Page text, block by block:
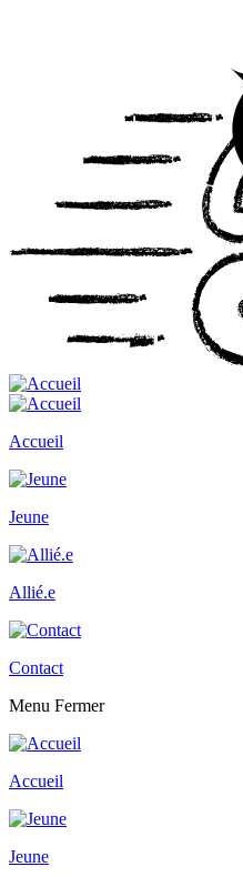
Accueil
Jeune
Allié.e
Contact
Menu Fermer
Accueil
Jeune